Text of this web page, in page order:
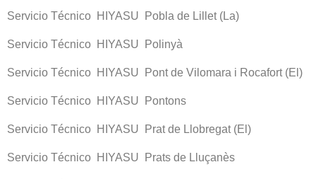
Servicio Técnico HIYASU Pobla de Lillet (La)
Servicio Técnico HIYASU Polinyà
Servicio Técnico HIYASU Pont de Vilomara i Rocafort (El)
Servicio Técnico HIYASU Pontons
Servicio Técnico HIYASU Prat de Llobregat (El)
Servicio Técnico HIYASU Prats de Lluçanès